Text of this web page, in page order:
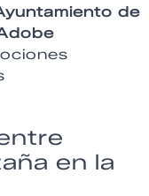
de
en la